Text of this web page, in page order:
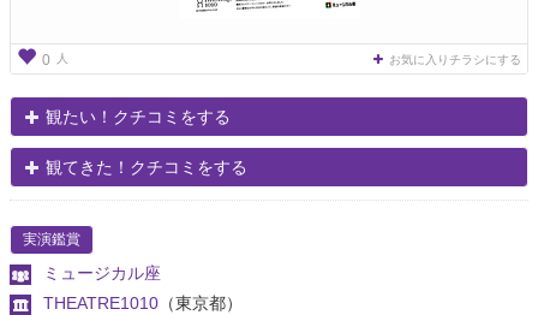
0 人 お気に入りチラシにする
観たい！クチコミをする
観てきた！クチコミをする
実演鑑賞
ミュージカル座
THEATRE1010 （東京都）